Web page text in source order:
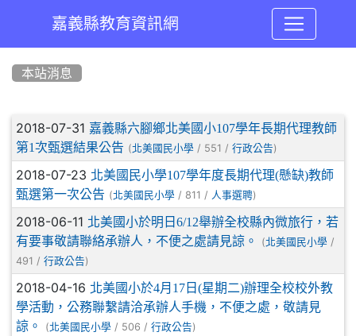
嘉義縣教育資訊網
本站消息
文章列表
2018-07-31 嘉義縣六腳鄉北美國小107學年長期代理教師
第1次甄選結果公告 (北美國民小學 / 551 / 行政公告)
2018-07-23 北美國民小學107學年度長期代理(懸缺)教師
甄選第一次公告 (北美國民小學 / 811 / 人事選聘)
2018-06-11 北美國小於明日6/12舉辦全校縣內微旅行，若
有要事敬請聯絡承辦人，不便之處請見諒。
(北美國民小學 /
491 / 行政公告)
2018-04-16 北美國小於4月17日(星期二)辦理全校校外教
學活動，公務聯繫請洽承辦人手機，不便之處，敬請見
諒。
(北美國民小學 / 506 / 行政公告)